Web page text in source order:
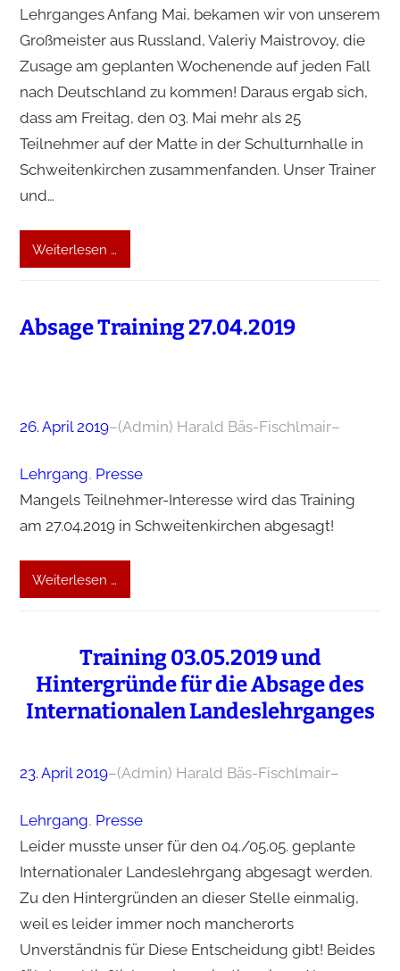
Lehrganges Anfang Mai, bekamen wir von unserem
Großmeister aus Russland, Valeriy Maistrovoy, die
Zusage am geplanten Wochenende auf jeden Fall
nach Deutschland zu kommen! Daraus ergab sich,
dass am Freitag, den 03. Mai mehr als 25
Teilnehmer auf der Matte in der Schulturnhalle in
Schweitenkirchen zusammenfanden. Unser Trainer
und…
Weiterlesen …
Absage Training 27.04.2019
26. April 2019–(Admin) Harald Bäs-Fischlmair–
Lehrgang, Presse
Mangels Teilnehmer-Interesse wird das Training
am 27.04.2019 in Schweitenkirchen abgesagt!
Weiterlesen …
Training 03.05.2019 und
Hintergründe für die Absage des
Internationalen Landeslehrganges
23. April 2019–(Admin) Harald Bäs-Fischlmair–
Lehrgang, Presse
Leider musste unser für den 04./05.05. geplante
Internationaler Landeslehrgang abgesagt werden.
Zu den Hintergründen an dieser Stelle einmalig,
weil es leider immer noch mancherorts
Unverständnis für Diese Entscheidung gibt! Beides